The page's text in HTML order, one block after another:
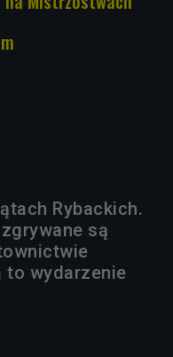
Rybackich.
są
to wydarzenie